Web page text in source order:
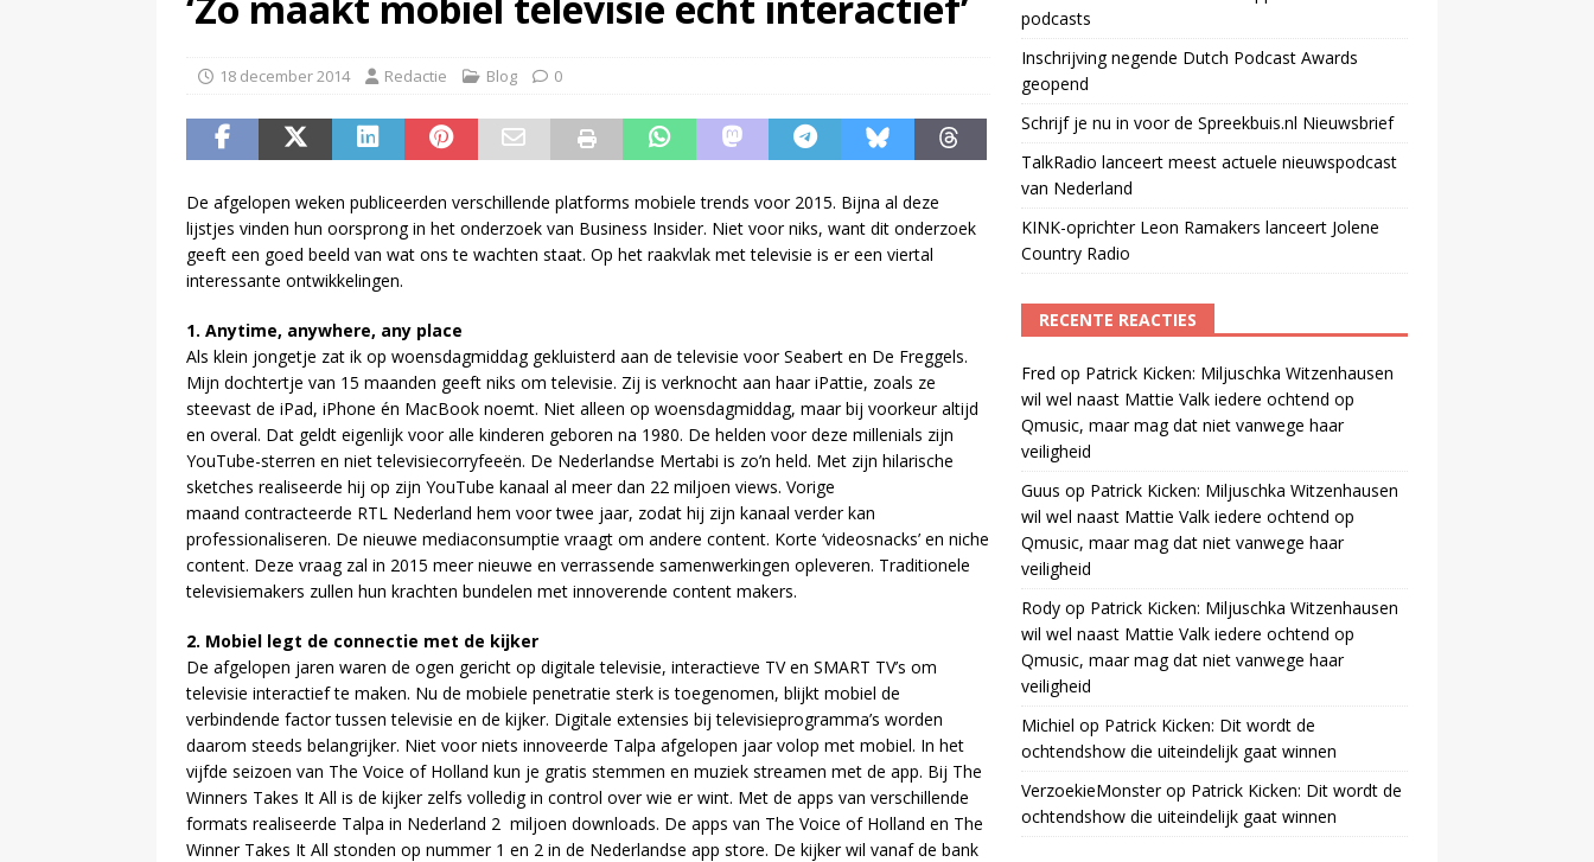
18 december 2014 Redactie Blog 0
De afgelopen weken publiceerden verschillende platforms mobiele trends voor 2015. Bijna al deze
lijstjes vinden hun oorsprong in het onderzoek van Business Insider. Niet voor niks, want dit onderzoek
geeft een goed beeld van wat ons te wachten staat. Op het raakvlak met televisie is er een viertal
interessante ontwikkelingen.
1. Anytime, anywhere, any place
Als klein jongetje zat ik op woensdagmiddag gekluisterd aan de televisie voor Seabert en De Freggels.
Mijn dochtertje van 15 maanden geeft niks om televisie. Zij is verknocht aan haar iPattie, zoals ze
steevast de iPad, iPhone én MacBook noemt. Niet alleen op woensdagmiddag, maar bij voorkeur altijd
en overal. Dat geldt eigenlijk voor alle kinderen geboren na 1980. De helden voor deze millenials zijn
YouTube-sterren en niet televisiecorryfeeën. De Nederlandse Mertabi is zo’n held. Met zijn hilarische
sketches realiseerde hij op zijn YouTube kanaal al meer dan 22 miljoen views. Vorige
maand contracteerde RTL Nederland hem voor twee jaar, zodat hij zijn kanaal verder kan
professionaliseren. De nieuwe mediaconsumptie vraagt om andere content. Korte ‘videosnacks’ en niche
content. Deze vraag zal in 2015 meer nieuwe en verrassende samenwerkingen opleveren. Traditionele
televisiemakers zullen hun krachten bundelen met innoverende content makers.
2. Mobiel legt de connectie met de kijker
De afgelopen jaren waren de ogen gericht op digitale televisie, interactieve TV en SMART TV’s om
televisie interactief te maken. Nu de mobiele penetratie sterk is toegenomen, blijkt mobiel de
verbindende factor tussen televisie en de kijker. Digitale extensies bij televisieprogramma’s worden
daarom steeds belangrijker. Niet voor niets innoveerde Talpa afgelopen jaar volop met mobiel. In het
vijfde seizoen van The Voice of Holland kun je gratis stemmen en muziek streamen met de app. Bij The
Winners Takes It All is de kijker zelfs volledig in control over wie er wint. Met de apps van verschillende
formats realiseerde Talpa in Nederland 2 miljoen downloads. De apps van The Voice of Holland en The
Winner Takes It All stonden op nummer 1 en 2 in de Nederlandse app store. De kijker wil vanaf de bank
podcasts
Inschrijving negende Dutch Podcast Awards
geopend
Schrijf je nu in voor de Spreekbuis.nl Nieuwsbrief
TalkRadio lanceert meest actuele nieuwspodcast
van Nederland
KINK-oprichter Leon Ramakers lanceert Jolene
Country Radio
RECENTE REACTIES
Fred op Patrick Kicken: Miljuschka Witzenhausen
wil wel naast Mattie Valk iedere ochtend op
Qmusic, maar mag dat niet vanwege haar
veiligheid
Guus op Patrick Kicken: Miljuschka Witzenhausen
wil wel naast Mattie Valk iedere ochtend op
Qmusic, maar mag dat niet vanwege haar
veiligheid
Rodyop Patrick Kicken: Miljuschka Witzenhausen
wil wel naast Mattie Valk iedere ochtend op
Qmusic, maar mag dat niet vanwege haar
veiligheid
Michiel op Patrick Kicken: Dit wordt de
ochtendshow die uiteindelijk gaat winnen
VerzoekieMonsterop Patrick Kicken: Dit wordt de
ochtendshow die uiteindelijk gaat winnen